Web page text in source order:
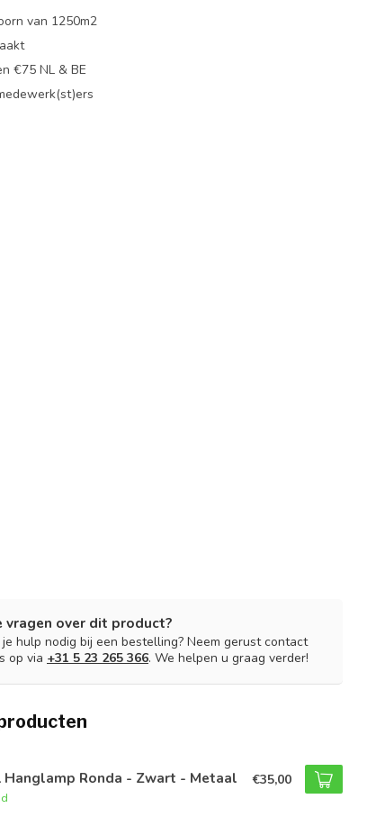
van 1250m2
€75 NL & BE
vragen over dit product?
hulp nodig bij een bestelling? Neem gerust contact
op via +31 5 23 265 366. We helpen u graag verder!
Hanglamp Ronda - Zwart - Metaal €35,00